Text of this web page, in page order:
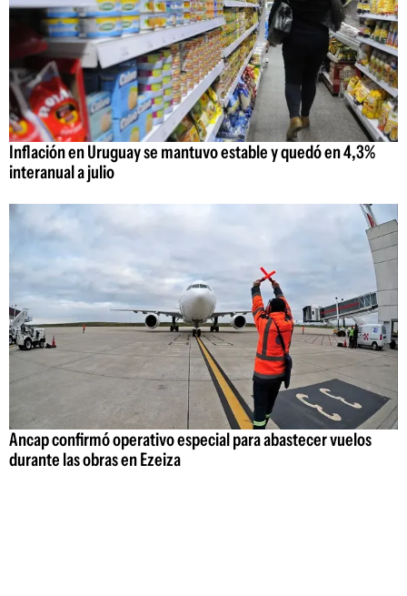
Inflación en Uruguay se mantuvo estable y quedó en 4,3%
interanual a julio
Ancap confirmó operativo especial para abastecer vuelos
durante las obras en Ezeiza